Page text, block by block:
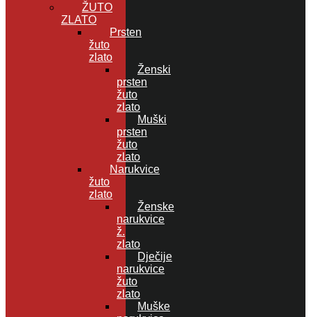
ŽUTO
ZLATO
Prsten
žuto
zlato
Ženski
prsten
žuto
zlato
Muški
prsten
žuto
zlato
Narukvice
žuto
zlato
Ženske
narukvice
ž.
zlato
Dječije
narukvice
žuto
zlato
Muške